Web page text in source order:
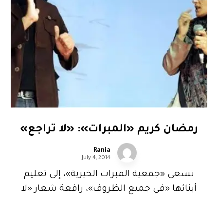
رمضان كريم «المبرات»: «لا تراجع»
Rania
July 4, 2014
تسعى «جمعية المبرات الخيرية»، إلى تعليم
أبنائها «في جميع الظروف»، رافعة شعار «لا